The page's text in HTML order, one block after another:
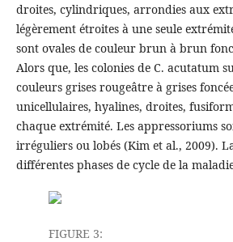
droites, cylindriques, arrondies aux
légèrement étroites à une seule
sont ovales de couleur brun à brun
Alors que, les colonies de C. acutatum
couleurs grises rougeâtre à grises
unicellulaires, hyalines, droites,
chaque extrémité. Les appressoriums
irréguliers ou lobés (Kim et al., 2009).
différentes phases de cycle de la
FIGURE 3: